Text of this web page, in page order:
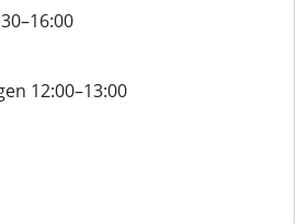
12:00–13:00